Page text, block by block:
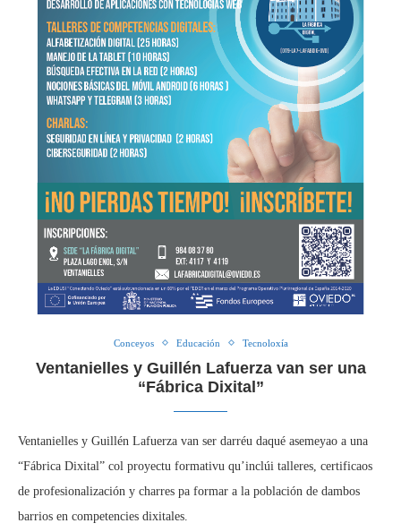
Conceyos Educación Tecnoloxía
Ventanielles y Guillén Lafuerza van ser una
“Fábrica Dixital”
Ventanielles y Guillén Lafuerza van ser darréu daqué asemeyao a una
“Fábrica Dixital” col proyectu formativu qu’inclúi talleres, certificaos
de profesionalización y charres pa formar a la población de dambos
barrios en competencies dixitales.